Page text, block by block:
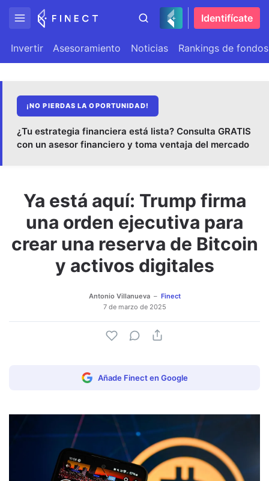
Identifícate
Invertir Asesoramiento Noticias Rankings de fondos
¡NO PIERDAS LA OPORTUNIDAD!
¿Tu estrategia financiera está lista? Consulta GRATIS
con un asesor financiero y toma ventaja del mercado
Ya está aquí: Trump firma
una orden ejecutiva para
crear una reserva de Bitcoin
y activos digitales
Antonio Villanueva
Finect
7 de marzo de 2025
Añade Finect en Google